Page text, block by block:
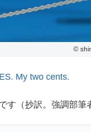
©
My two cents.
す（抄訳。強調部筆